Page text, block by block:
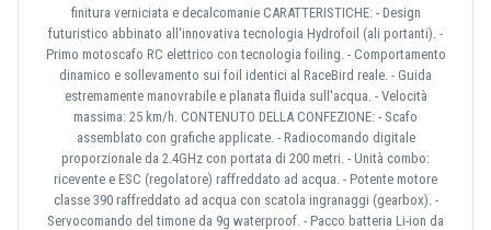
finitura verniciata e decalcomanie CARATTERISTICHE: - Design
futuristico abbinato all'innovativa tecnologia Hydrofoil (ali portanti). -
Primo motoscafo RC elettrico con tecnologia foiling. - Comportamento
dinamico e sollevamento sui foil identici al RaceBird reale. - Guida
estremamente manovrabile e planata fluida sull'acqua. - Velocità
massima: 25 km/h. CONTENUTO DELLA CONFEZIONE: - Scafo
assemblato con grafiche applicate. - Radiocomando digitale
proporzionale da 2.4GHz con portata di 200 metri. - Unità combo:
ricevente e ESC (regolatore) raffreddato ad acqua. - Potente motore
classe 390 raffreddato ad acqua con scatola ingranaggi (gearbox). -
Servocomando del timone da 9g waterproof. - Pacco batteria Li-ion da